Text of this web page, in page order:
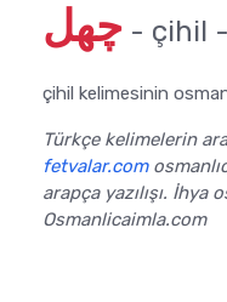
چهل
Türkçe kelimelerin
fetvalar.com
arapça yazılışı. İhya
Osmanlicaimla.com